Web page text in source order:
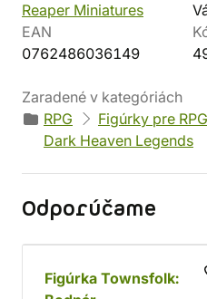
Reaper Miniatures
EAN
0762486036149
Zaradené v kategóriách
RPG
Figúrky pre RPG
Dark Heaven Legends
Odporúčame
Figúrka Townsfolk: